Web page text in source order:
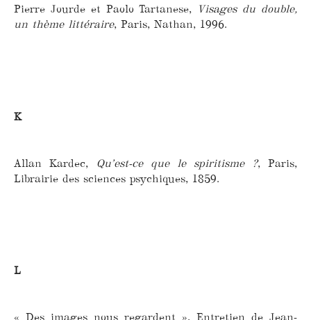
Pierre Jourde et Paolo Tartanese, Visages du double,
un thème littéraire, Paris, Nathan, 1996.
K
Allan Kardec, Qu’est-ce que le spiritisme ?, Paris,
Librairie des sciences psychiques, 1859.
L
« Des images nous regardent », Entretien de Jean-